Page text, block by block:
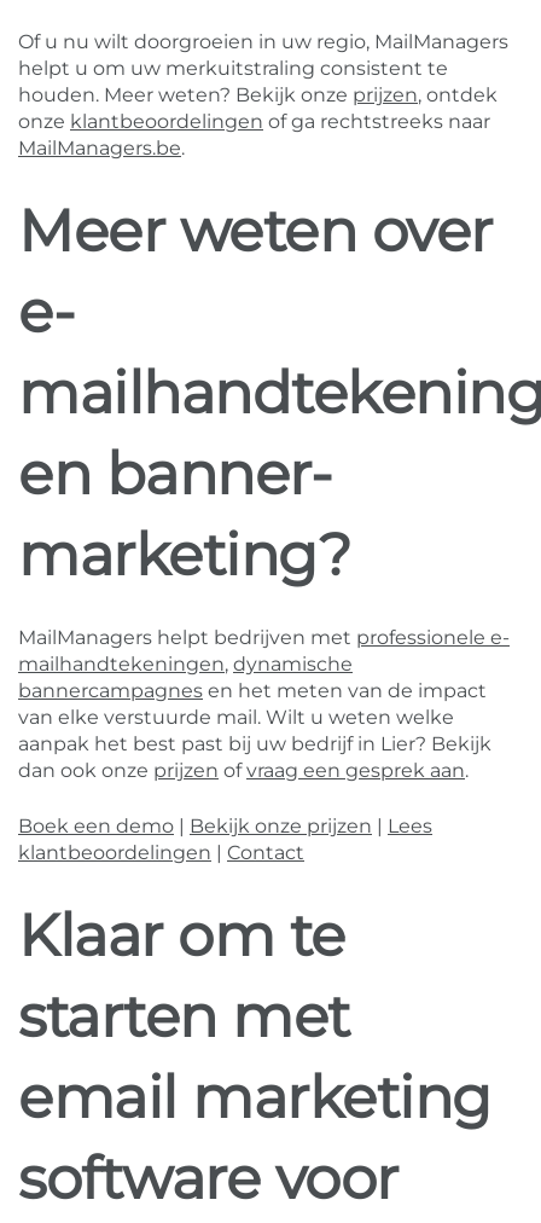
Of u nu wilt doorgroeien in uw regio, MailManagers
helpt u om uw merkuitstraling consistent te
houden. Meer weten? Bekijk onze prijzen, ontdek
onze klantbeoordelingen of ga rechtstreeks naar
MailManagers.be.
Meer weten over
e-
en banner-
marketing?
MailManagers helpt bedrijven met professionele e-
mailhandtekeningen, dynamische
bannercampagnes en het meten van de impact
van elke verstuurde mail. Wilt u weten welke
aanpak het best past bij uw bedrijf in Lier? Bekijk
dan ook onze prijzen ofvraag een gesprek aan.
Boek een demo Bekijk onze prijzen
Lees
klantbeoordelingen
Contact
Klaar om te
starten met
email marketing
software voor